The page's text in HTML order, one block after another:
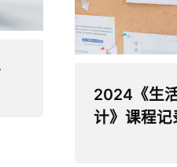
2024《生
计》课程记